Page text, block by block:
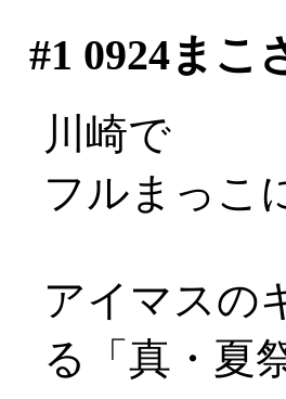
#1 0924まこ
川崎で
フルまっこ
アイマスの
る「真・夏